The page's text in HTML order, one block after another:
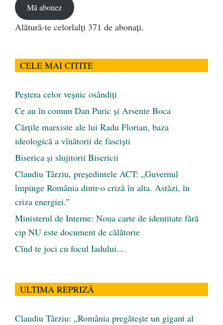
Mă abonez
Alătură-te celorlalți 371 de abonați.
CELE MAI CITITE
Peştera celor veşnic osândiţi
Ce au în comun Dan Puric şi Arsenie Boca
Cărţile marxiste ale lui Radu Florian, baza
ideologică a vînătorii de fascişti
Biserica și slujitorii Bisericii
Claudiu Târziu, președintele ACT: „Guvernul
împinge România dintr-o criză în alta. Astăzi, în
criza energiei.”
Ministerul de Interne: Noua carte de identitate fără
cip NU este document de călătorie
Cînd te joci cu focul Iadului...
ULTIMA REPRIZĂ
Claudiu Târziu: „România pregătește un gigant al